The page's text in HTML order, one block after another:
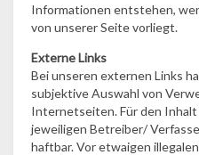
Informationen entstehen,
von unserer Seite vorliegt.
Externe Links
Bei unseren externen Links
subjektive Auswahl von
Internetseiten. Für den
jeweiligen Betreiber/
haftbar. Vor etwaigen